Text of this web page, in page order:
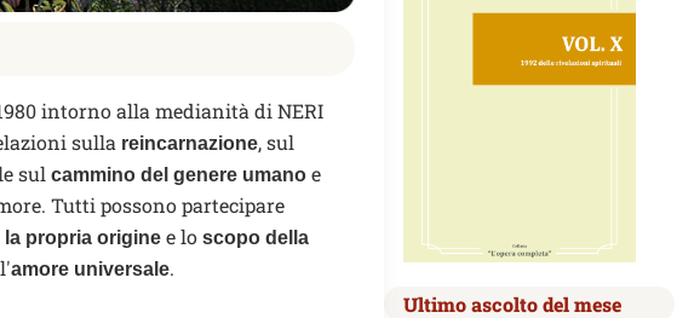
intorno alla medianità di NERI
sulla reincarnazione, sul
sul cammino del genere umano e
Tutti possono partecipare
propria origine e lo scopo della
amore universale.
Ultimo ascolto del mese